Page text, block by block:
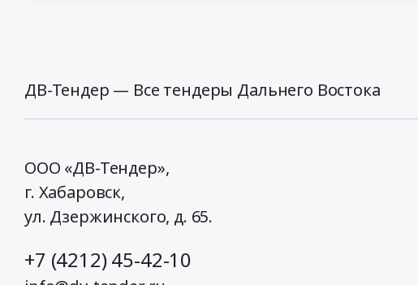
ДВ-Тендер — Все тендеры Дальнего Востока
ООО «ДВ-Тендер»,
г. Хабаровск,
ул. Дзержинского, д. 65.
+7 (4212) 45-42-10